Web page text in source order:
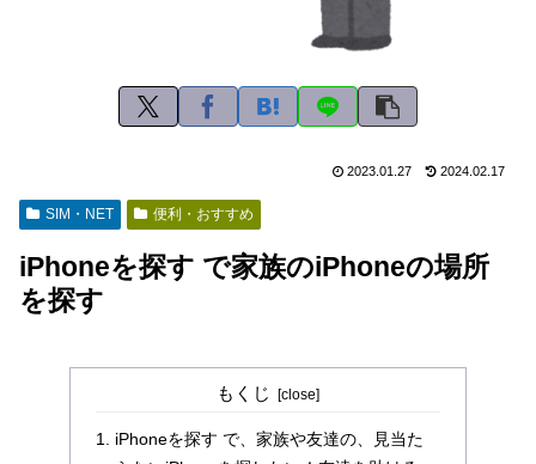
2023.01.27 2024.02.17
SIM・NET 便利・おすすめ
iPhoneを探す で家族のiPhoneの場所
を探す
もくじ
iPhoneを探す で、家族や友達の、見当た